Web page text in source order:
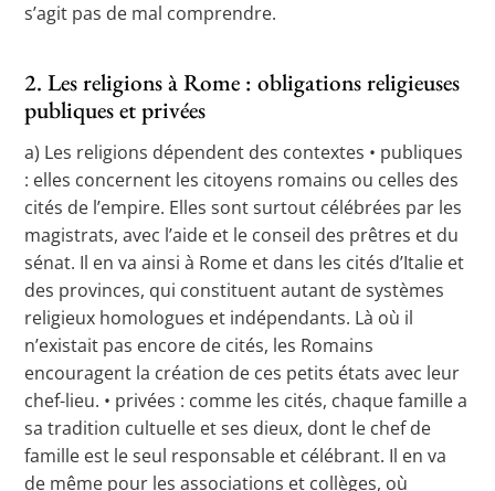
s’agit pas de mal comprendre.
2. Les religions à Rome : obligations religieuses
publiques et privées
a) Les religions dépendent des contextes • publiques
: elles concernent les citoyens romains ou celles des
cités de l’empire. Elles sont surtout célébrées par les
magistrats, avec l’aide et le conseil des prêtres et du
sénat. Il en va ainsi à Rome et dans les cités d’Italie et
des provinces, qui constituent autant de systèmes
religieux homologues et indépendants. Là où il
n’existait pas encore de cités, les Romains
encouragent la création de ces petits états avec leur
chef-lieu. • privées : comme les cités, chaque famille a
sa tradition cultuelle et ses dieux, dont le chef de
famille est le seul responsable et célébrant. Il en va
de même pour les associations et collèges, où